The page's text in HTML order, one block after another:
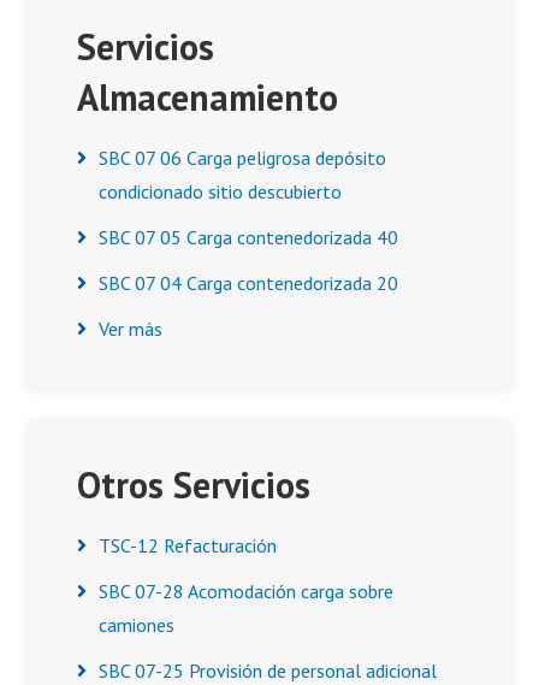
Servicios
Almacenamiento
SBC 07 06 Carga peligrosa depósito
condicionado sitio descubierto
SBC 07 05 Carga contenedorizada 40
SBC 07 04 Carga contenedorizada 20
Ver más
Otros Servicios
TSC-12 Refacturación
SBC 07-28 Acomodación carga sobre
camiones
SBC 07-25 Provisión de personal adicional